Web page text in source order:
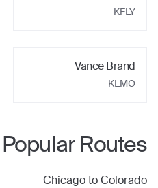
KFLY
Vance Brand
KLMO
Popular Routes
ChicagotoColorado